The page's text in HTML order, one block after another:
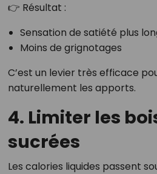
👉 Résultat :
Sensation de satiété plus
Moins de grignotages
C’est un levier très efficace
naturellement les apports.
4. Limiter les
sucrées
Les calories liquides passent